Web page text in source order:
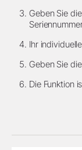
Geben Sie
Ihr
Geben Sie
Die Funktion